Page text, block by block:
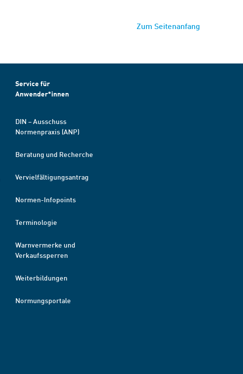
Zum Seitenanfang
Service für
Anwender*innen
DIN – Ausschuss
Normenpraxis (ANP)
Beratung und Recherche
Vervielfältigungsantrag
Normen-Infopoints
Terminologie
Warnvermerke und
Verkaufssperren
Weiterbildungen
Normungsportale